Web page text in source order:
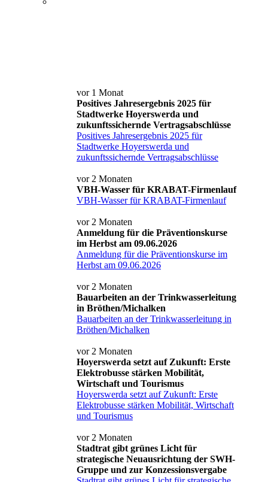
vor 1 Monat
Positives Jahresergebnis 2025 für
Stadtwerke Hoyerswerda und
zukunftssichernde Vertragsabschlüsse
Positives Jahresergebnis 2025 für
Stadtwerke Hoyerswerda und
zukunftssichernde Vertragsabschlüsse
vor 2 Monaten
VBH-Wasser für KRABAT-Firmenlauf
VBH-Wasser für KRABAT-Firmenlauf
vor 2 Monaten
Anmeldung für die Präventionskurse
im Herbst am 09.06.2026
Anmeldung für die Präventionskurse im
Herbst am 09.06.2026
vor 2 Monaten
Bauarbeiten an der Trinkwasserleitung
in Bröthen/Michalken
Bauarbeiten an der Trinkwasserleitung in
Bröthen/Michalken
vor 2 Monaten
Hoyerswerda setzt auf Zukunft: Erste
Elektrobusse stärken Mobilität,
Wirtschaft und Tourismus
Hoyerswerda setzt auf Zukunft: Erste
Elektrobusse stärken Mobilität, Wirtschaft
und Tourismus
vor 2 Monaten
Stadtrat gibt grünes Licht für
strategische Neuausrichtung der SWH-
Gruppe und zur Konzessionsvergabe